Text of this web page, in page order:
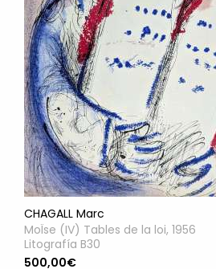
CHAGALL Marc
MoÏse (IV) Tables de la loi, 1956
Litografía B30
500,00€